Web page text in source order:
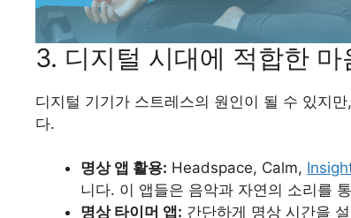
3. 디지털 시대에 적합한
디지털 기기가 스트레스의 원인이 될 수 있지
다.
명상 앱 활용: Headspace, Calm,
니다. 이 앱들은 음악과 자연의 소리를
명상 타이머 앱: 간단하게 명상 시간을